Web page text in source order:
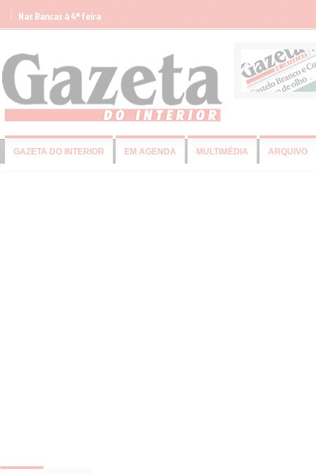
Nas Bancas à 4ª feira
GAZETA DO INTERIOR EM AGENDA MULTIMÉDIA ARQUIVO